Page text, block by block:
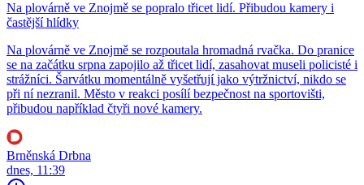
Na plovárně ve Znojmě se popralo třicet lidí. Přibudou kamery i
častější hlídky
Na plovárně ve Znojmě se rozpoutala hromadná rvačka. Do pranice
se na začátku srpna zapojilo až třicet lidí, zasahovat museli policisté i
strážníci. Šarvátku momentálně vyšetřují jako výtržnictví, nikdo se
při ní nezranil. Město v reakci posílí bezpečnost na sportovišti,
přibudou například čtyři nové kamery.
Brněnská Drbna
dnes, 11:39